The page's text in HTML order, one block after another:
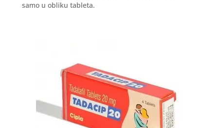
samo u obliku tableta.